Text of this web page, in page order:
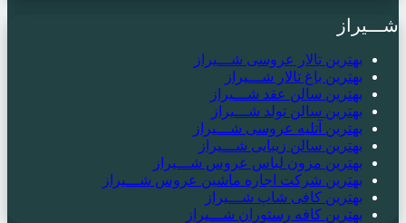
شـــیراز
بهترین تالار عروسی شـــیراز
بهترین باغ تالار شـــیراز
بهترین سالن عقد شـــیراز
بهترین سالن تولد شـــیراز
بهترین آتلیه عروسی شـــیراز
بهترین سالن زیبایی شـــیراز
بهترین مزون لباس عروس شـــیراز
بهترین شرکت اجاره ماشین عروس شـــیراز
بهترین کافی شاپ شـــیراز
بهترین کافه رستوران شـــیراز